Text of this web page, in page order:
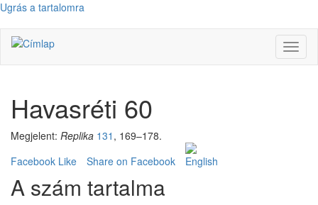
Ugrás a tartalomra
Havasréti 60
Megjelent: Replika 131 , 169–178.
Facebook Like
Share on Facebook
A szám tartalma